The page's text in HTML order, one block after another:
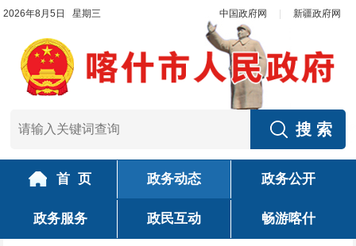
2026年8月5日 星期三 中国政府网 新疆政府网
首 页 政务动态 政务公开
政务服务 政民互动 畅游喀什